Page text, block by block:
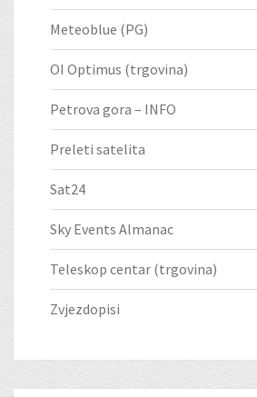
Meteoblue (PG)
OI Optimus (trgovina)
Petrova gora – INFO
Preleti satelita
Sat24
Sky Events Almanac
Teleskop centar (trgovina)
Zvjezdopisi